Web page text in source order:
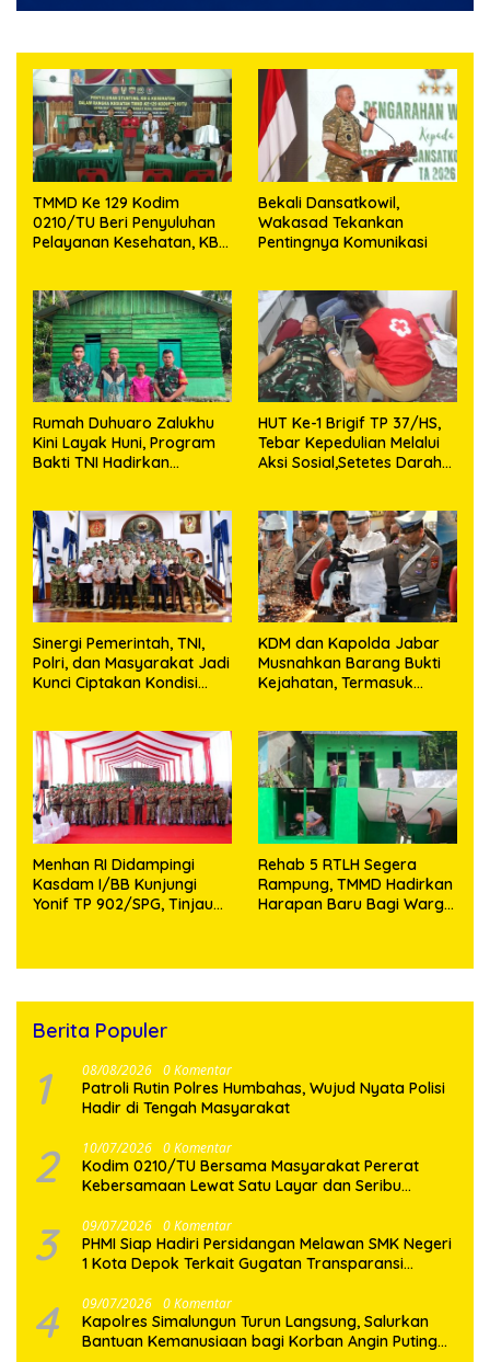
TMMD Ke 129 Kodim
0210/TU Beri Penyuluhan
Pelayanan Kesehatan, KB
Bekali Dansatkowil,
Wakasad Tekankan
Pentingnya Komunikasi
Rumah Duhuaro Zalukhu
Kini Layak Huni, Program
Bakti TNI Hadirkan
HUT Ke-1 Brigif TP 37/HS,
Tebar Kepedulian Melalui
Aksi Sosial,Setetes Darah
Sinergi Pemerintah, TNI,
Polri, dan Masyarakat Jadi
Kunci Ciptakan Kondisi
KDM dan Kapolda Jabar
Musnahkan Barang Bukti
Kejahatan, Termasuk
Menhan RI Didampingi
Kasdam I/BB Kunjungi
Yonif TP 902/SPG, Tinjau
Rehab 5 RTLH Segera
Rampung, TMMD Hadirkan
Harapan Baru Bagi Warga
Berita Populer
1 08/08/2026 0 Komentar
Patroli Rutin Polres Humbahas, Wujud Nyata Polisi
Hadir di Tengah Masyarakat
2 10/07/2026 0 Komentar
Kodim 0210/TU Bersama Masyarakat Pererat
Kebersamaan Lewat Satu Layar dan Seribu
3 09/07/2026 0 Komentar
PHMI Siap Hadiri Persidangan Melawan SMK Negeri
1 Kota Depok Terkait Gugatan Transparansi
4 09/07/2026 0 Komentar
Kapolres Simalungun Turun Langsung, Salurkan
Bantuan Kemanusiaan bagi Korban Angin Puting